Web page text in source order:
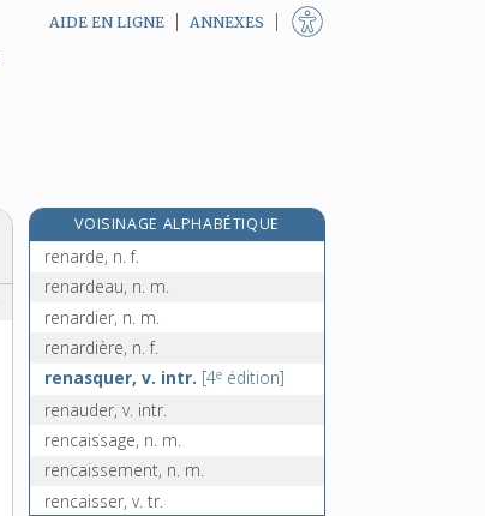
AIDE EN LIGNE ANNEXES
VOISINAGE ALPHABÉTIQUE
renard, n. m.
renarde, n. f.
renardeau, n. m.
renardier, n. m.
renardière, n. f.
renasquer, v. intr. [4e édition]
renauder, v. intr.
rencaissage, n. m.
rencaissement, n. m.
rencaisser, v. tr.